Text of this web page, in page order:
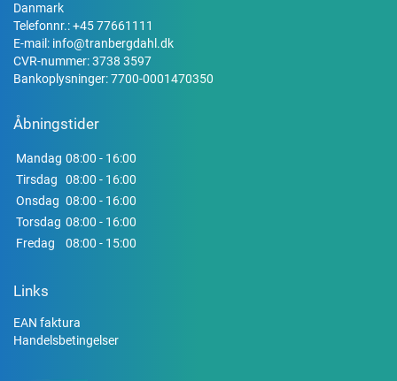
Danmark
Telefonnr.:+45 77661111
E-mail: info@tranbergdahl.dk
CVR-nummer: 3738 3597
Bankoplysninger: 7700-0001470350
Åbningstider
Mandag 08:00 - 16:00
Tirsdag
08:00 - 16:00
Onsdag 08:00 - 16:00
Torsdag 08:00 - 16:00
Fredag
08:00 - 15:00
Links
EAN faktura
Handelsbetingelser